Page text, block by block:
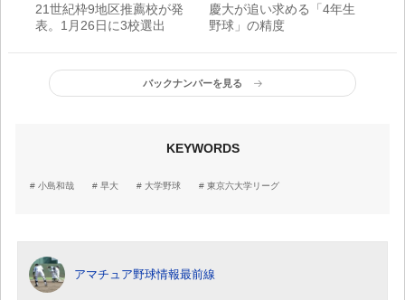
21世紀枠9地区推薦校が発
表。1月26日に3校選出
慶大が追い求める「4年生
野球」の精度
バックナンバーを見る
KEYWORDS
小島和哉 早大 大学野球 東京六大学リーグ
アマチュア野球情報最前線